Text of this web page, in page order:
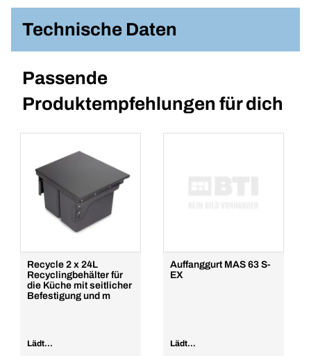
Technische Daten
Passende
Produktempfehlungen für dich
Recycle 2 x 24L
Recyclingbehälter für
die Küche mit seitlicher
Befestigung und m
Lädt...
Auffanggurt MAS 63 S-
EX
Lädt...